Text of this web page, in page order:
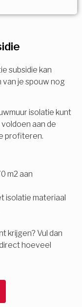
subsidie kan
je spouw nog
isolatie kunt
aan de
profiteren.
m2 aan
isolatie materiaal
krijgen? Vul dan
hoeveel
nu direct uw